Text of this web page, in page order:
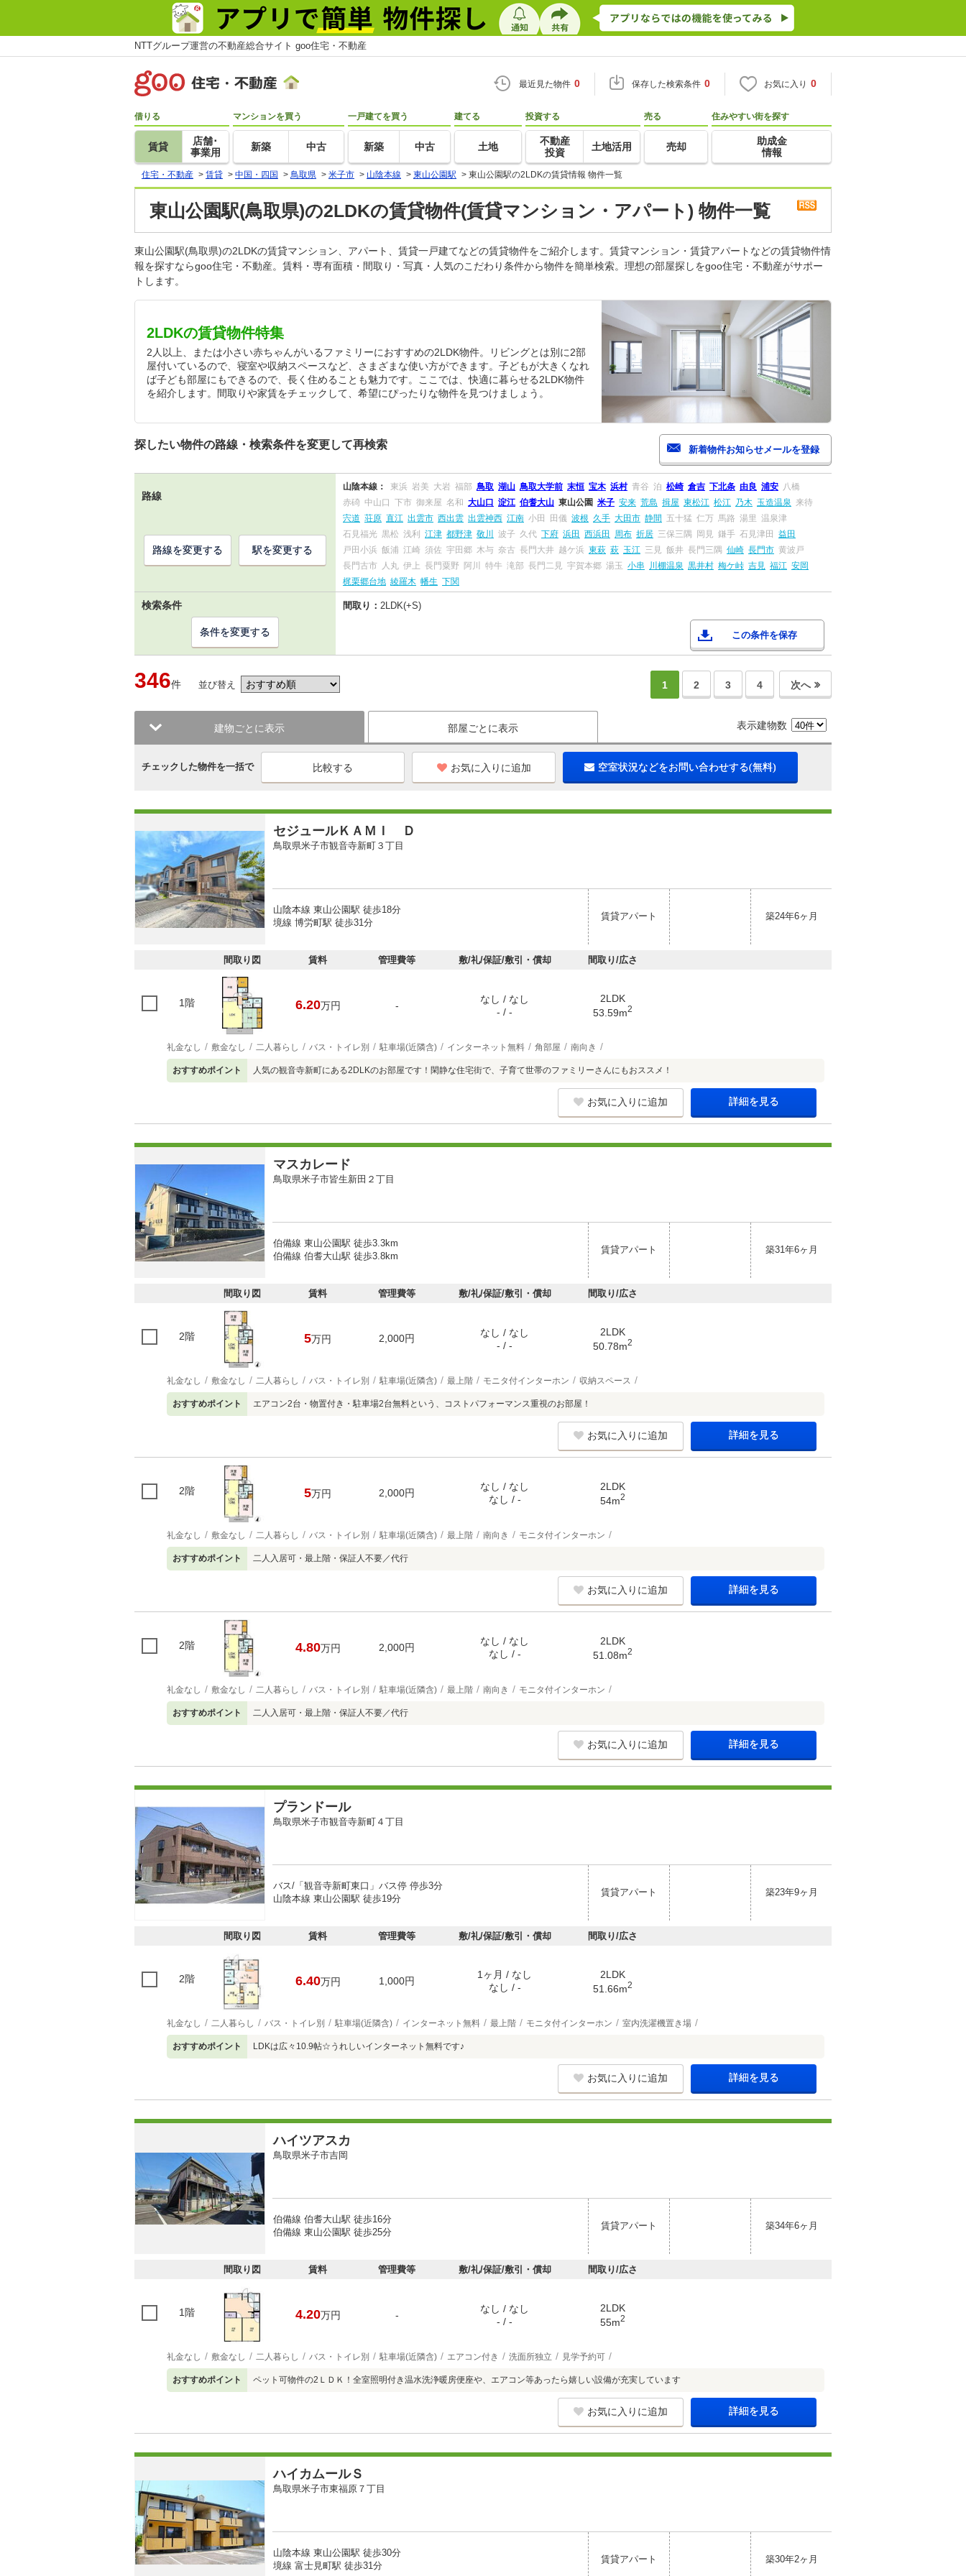
NTTグループ運営の不動産総合サイト goo住宅・不動産
最近見た物件 0 保存した検索条件 0 お気に入り 0
借りる
賃貸
店舗･
事業用
マンションを買う
新築 中古
一戸建てを買う
新築 中古
建てる
土地
投資する
不動産
投資
土地活用
売る
売却
住みやすい街を探す
助成金
情報
住宅・不動産 > 賃貸 > 中国・四国 > 鳥取県 > 米子市 > 山陰本線 > 東山公園駅 > 東山公園駅の2LDKの賃貸情報 物件一覧
東山公園駅(鳥取県)の2LDKの賃貸物件(賃貸マンション・アパート) 物件一覧
東山公園駅(鳥取県)の2LDKの賃貸マンション、アパート、賃貸一戸建てなどの賃貸物件をご紹介します。賃貸マンション・賃貸アパートなどの賃貸物件情
報を探すならgoo住宅・不動産。賃料・専有面積・間取り・写真・人気のこだわり条件から物件を簡単検索。理想の部屋探しをgoo住宅・不動産がサポー
トします。
2LDKの賃貸物件特集
2人以上、または小さい赤ちゃんがいるファミリーにおすすめの2LDK物件。リビングとは別に2部
屋付いているので、寝室や収納スペースなど、さまざまな使い方ができます。子どもが大きくなれ
ば子ども部屋にもできるので、長く住めることも魅力です。ここでは、快適に暮らせる2LDK物件
を紹介します。間取りや家賃をチェックして、希望にぴったりな物件を見つけましょう。
探したい物件の路線・検索条件を変更して再検索
路線
山陰本線： 東浜 岩美 大岩 福部 鳥取 湖山 鳥取大学前 末恒 宝木 浜村 青谷 泊 松崎 倉吉 下北条 由良 浦安 八橋
赤碕 中山口 下市 御来屋 名和 大山口 淀江 伯耆大山 東山公園 米子 安来 荒島 揖屋 東松江 松江 乃木 玉造温泉 来待
宍道 荘原 直江 出雲市 西出雲 出雲神西 江南 小田 田儀 波根 久手 大田市 静間 五十猛 仁万 馬路 湯里 温泉津
石見福光 黒松 浅利 江津 都野津 敬川 波子 久代 下府 浜田 西浜田 周布 折居 三保三隅 岡見 鎌手 石見津田
益田
戸田小浜 飯浦 江崎 須佐 宇田郷 木与 奈古 長門大井 越ケ浜 東萩 萩 玉江 三見 飯井 長門三隅 仙崎 長門市 黄波戸
長門古市 人丸 伊上 長門粟野 阿川 特牛 滝部 長門二見 宇賀本郷 湯玉 小串 川棚温泉 黒井村 梅ケ峠 吉見 福江 安岡
梶栗郷台地 綾羅木 幡生 下関
路線を変更する 駅を変更する
検索条件 間取り： 2LDK(+S)
この条件を保存
条件を変更する
346件 並び替え 1 2 3 4 次へ
建物ごとに表示 部屋ごとに表示 表示建物数
チェックした物件を一括で お気に入りに追加 空室状況などをお問い合わせする(無料)
セジュールＫＡＭＩ Ｄ
鳥取県米子市観音寺新町３丁目
山陰本線 東山公園駅 徒歩18分
境線 博労町駅 徒歩31分
賃貸アパート 築24年6ヶ月
間取り図 賃料 管理費等 敷/礼/保証/敷引・償却 間取り/広さ
1階 6.20万円 -
なし / なし
- / -
2LDK
53.59m2
礼金なし 敷金なし 二人暮らし バス・トイレ別 駐車場(近隣含) インターネット無料 角部屋 南向き
おすすめポイント 人気の観音寺新町にある2DLKのお部屋です！閑静な住宅街で、子育て世帯のファミリーさんにもおススメ！
お気に入りに追加 詳細を見る
マスカレード
鳥取県米子市皆生新田２丁目
伯備線 東山公園駅 徒歩3.3km
伯備線 伯耆大山駅 徒歩3.8km
賃貸アパート 築31年6ヶ月
間取り図 賃料 管理費等 敷/礼/保証/敷引・償却 間取り/広さ
2階 5万円 2,000円
なし / なし
- / -
2LDK
50.78m2
礼金なし 敷金なし 二人暮らし バス・トイレ別 駐車場(近隣含) 最上階 モニタ付インターホン 収納スペース
おすすめポイント エアコン2台・物置付き・駐車場2台無料という、コストパフォーマンス重視のお部屋！
お気に入りに追加 詳細を見る
2階 5万円 2,000円
なし / なし
なし / -
2LDK
54m2
礼金なし 敷金なし 二人暮らし バス・トイレ別 駐車場(近隣含) 最上階 南向き モニタ付インターホン
おすすめポイント 二人入居可・最上階・保証人不要／代行
お気に入りに追加 詳細を見る
2階 4.80万円 2,000円
なし / なし
なし / -
2LDK
51.08m2
礼金なし 敷金なし 二人暮らし バス・トイレ別 駐車場(近隣含) 最上階 南向き モニタ付インターホン
おすすめポイント 二人入居可・最上階・保証人不要／代行
お気に入りに追加 詳細を見る
プランドール
鳥取県米子市観音寺新町４丁目
バス/「観音寺新町東口」バス停 停歩3分
山陰本線 東山公園駅 徒歩19分
賃貸アパート 築23年9ヶ月
間取り図 賃料 管理費等 敷/礼/保証/敷引・償却 間取り/広さ
2階 6.40万円 1,000円
1ヶ月 / なし
なし / -
2LDK
51.66m2
礼金なし 二人暮らし バス・トイレ別 駐車場(近隣含) インターネット無料 最上階 モニタ付インターホン 室内洗濯機置き場
おすすめポイント LDKは広々10.9帖☆うれしいインターネット無料です♪
お気に入りに追加 詳細を見る
ハイツアスカ
鳥取県米子市吉岡
伯備線 伯耆大山駅 徒歩16分
伯備線 東山公園駅 徒歩25分
賃貸アパート 築34年6ヶ月
間取り図 賃料 管理費等 敷/礼/保証/敷引・償却 間取り/広さ
1階 4.20万円 -
なし / なし
- / -
2LDK
55m2
礼金なし 敷金なし 二人暮らし バス・トイレ別 駐車場(近隣含) エアコン付き 洗面所独立 見学予約可
おすすめポイント ペット可物件の2ＬＤＫ！全室照明付き温水洗浄暖房便座や、エアコン等あったら嬉しい設備が充実しています
お気に入りに追加 詳細を見る
ハイカムールＳ
鳥取県米子市東福原７丁目
山陰本線 東山公園駅 徒歩30分
境線 富士見町駅 徒歩31分
賃貸アパート 築30年2ヶ月